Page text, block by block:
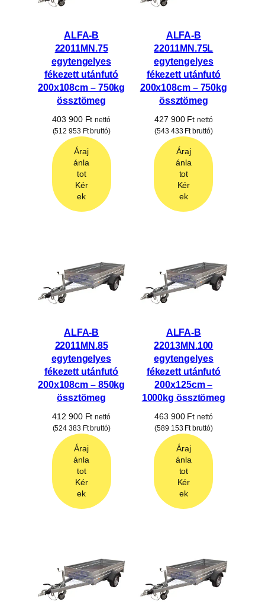
ALFA-B
22011MN.75
egytengelyes
fékezett utánfutó
200x108cm – 750kg
össztömeg
403 900 Ft nettó
(512 953 Ftbruttó)
Áraj
ánla
tot
Kér
ek
ALFA-B
22011MN.75L
egytengelyes
fékezett utánfutó
200x108cm – 750kg
össztömeg
427 900 Ft nettó
(543 433 Ftbruttó)
Áraj
ánla
tot
Kér
ek
ALFA-B
22011MN.85
egytengelyes
fékezett utánfutó
200x108cm – 850kg
össztömeg
412 900 Ft nettó
(524 383 Ftbruttó)
Áraj
ánla
tot
Kér
ek
ALFA-B
22013MN.100
egytengelyes
fékezett utánfutó
200x125cm –
1000kg össztömeg
463 900 Ft nettó
(589 153 Ftbruttó)
Áraj
ánla
tot
Kér
ek